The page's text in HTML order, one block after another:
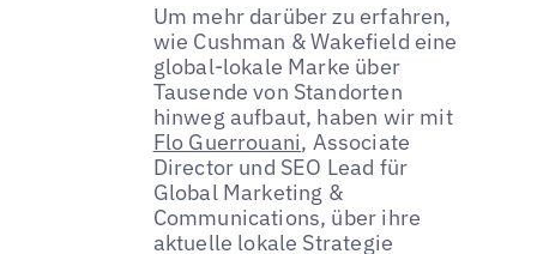
Um mehr darüber zu erfahren,
wie Cushman & Wakefield eine
global-lokale Marke über
Tausende von Standorten
hinweg aufbaut, haben wir mit
Flo Guerrouani, Associate
Director und SEO Lead für
Global Marketing &
Communications, über ihre
aktuelle lokale Strategie